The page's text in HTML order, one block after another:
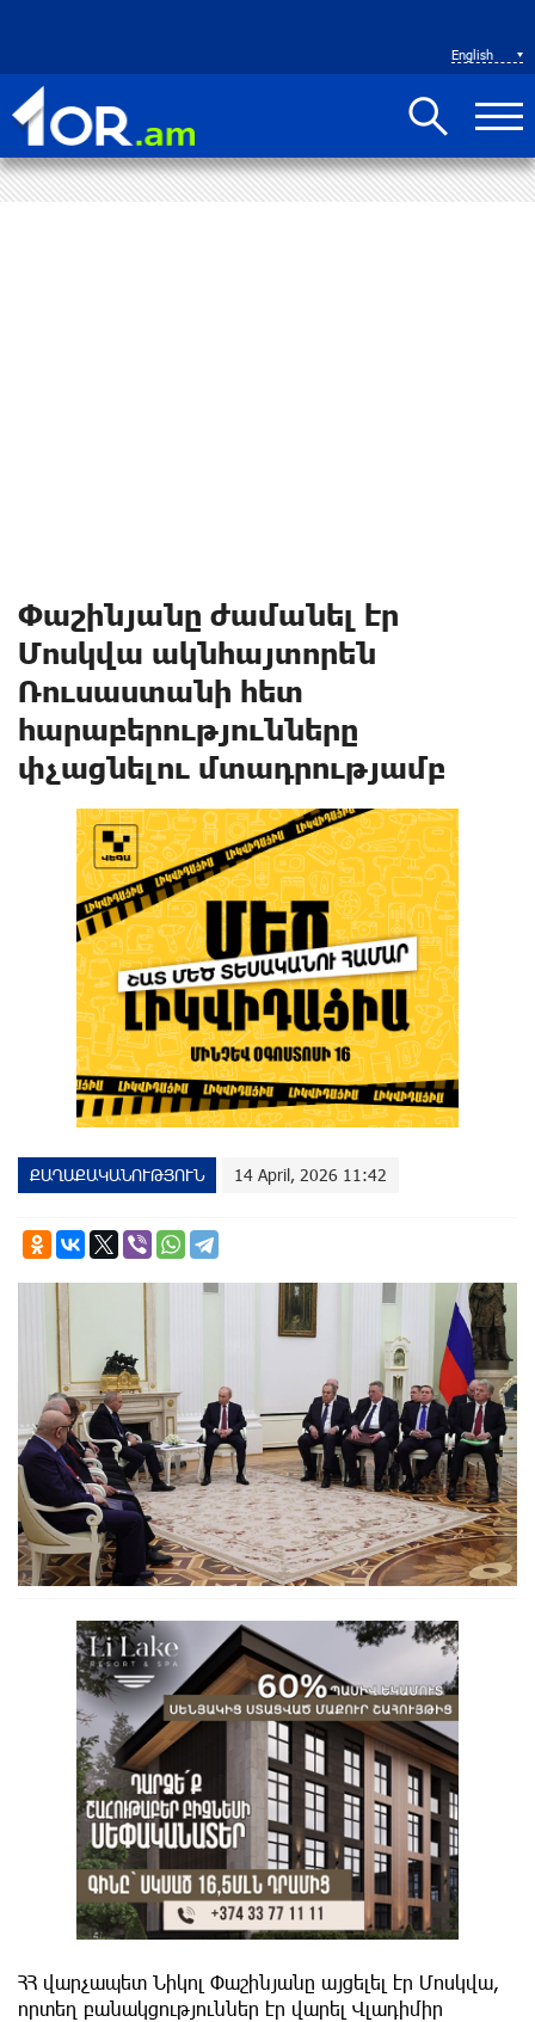
English
Փաշինյանը ժամանել էր
Մոսկվա ակնհայտորեն
Ռուսաստանի հետ
հարաբերությունները
փչացնելու մտադրությամբ
ՔԱՂԱՔԱԿԱՆՈՒԹՅՈՒՆ 14 April, 2026 11:42
ՀՀ վարչապետ Նիկոլ Փաշինյանը այցելել էր Մոսկվա,
որտեղ բանակցություններ էր վարել Վլադիմիր